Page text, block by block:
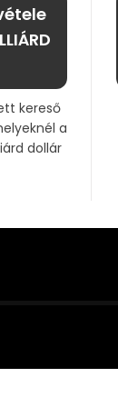
kereső
a
dollár